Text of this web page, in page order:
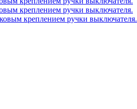
креплением ручки выключателя.
креплением ручки выключателя.